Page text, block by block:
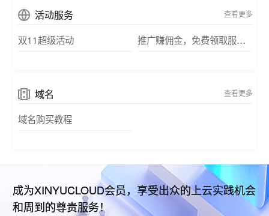
活动服务 查看更多
双11超级活动 推广赚佣金，免费领取服务器
域名 查看更多
域名购买教程
成为XINYUCLOUD会员，享受出众的上云实践机会
和周到的尊贵服务！